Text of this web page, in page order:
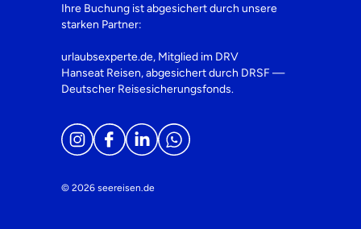
Ihre Buchung ist abgesichert durch unsere
starken Partner:
urlaubsexperte.de, Mitglied im DRV
Hanseat Reisen, abgesichert durch DRSF —
Deutscher Reisesicherungsfonds.
© 2026 seereisen.de